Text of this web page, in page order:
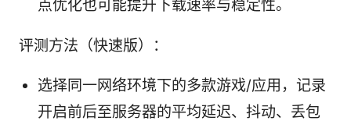
点优化也可能提升下载速率与稳定性。
评测方法（快速版）：
选择同一网络环境下的多款游戏/应用，记录
开启前后至服务器的平均延迟、抖动、丢包